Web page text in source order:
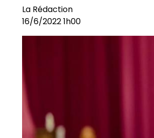
La Rédaction
16/6/2022 1h00